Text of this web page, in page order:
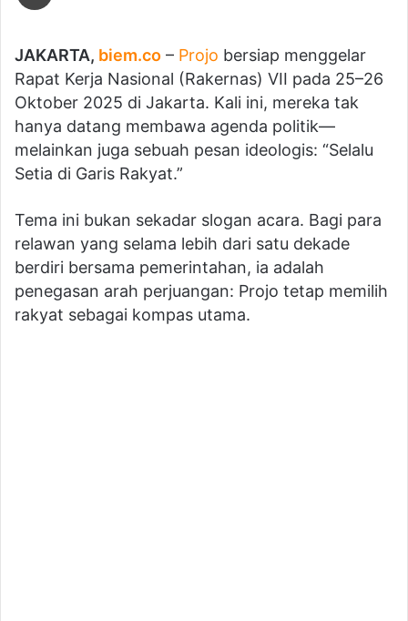
JAKARTA, biem.co – Projo bersiap menggelar
Rapat Kerja Nasional (Rakernas) VII pada 25–26
Oktober 2025 di Jakarta. Kali ini, mereka tak
hanya datang membawa agenda politik—
melainkan juga sebuah pesan ideologis: “Selalu
Setia di Garis Rakyat.”
Tema ini bukan sekadar slogan acara. Bagi para
relawan yang selama lebih dari satu dekade
berdiri bersama pemerintahan, ia adalah
penegasan arah perjuangan: Projo tetap memilih
rakyat sebagai kompas utama.